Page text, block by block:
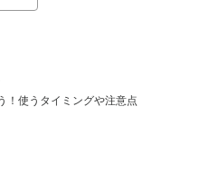
！使うタイミングや注意点